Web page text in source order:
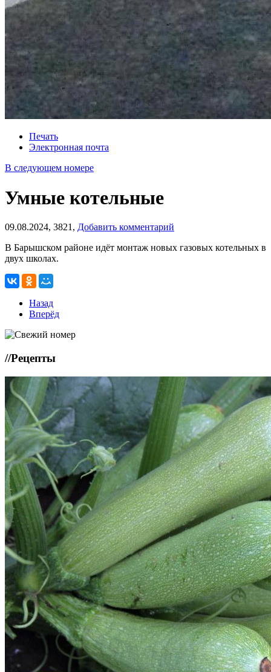
Печать
Электронная почта
В следующем номере
Умные котельные
09.08.2024, 3821, Добавить комментарий
В Барышском районе идёт монтаж новых газовых котельных в
двух школах.
Назад
Вперёд
//Рецепты